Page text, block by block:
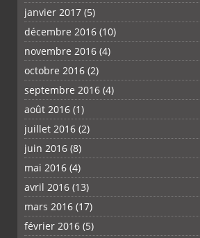
janvier 2017 (5)
décembre 2016 (10)
novembre 2016 (4)
octobre 2016 (2)
septembre 2016 (4)
août 2016 (1)
juillet 2016 (2)
juin 2016 (8)
mai 2016 (4)
avril 2016 (13)
mars 2016 (17)
février 2016 (5)